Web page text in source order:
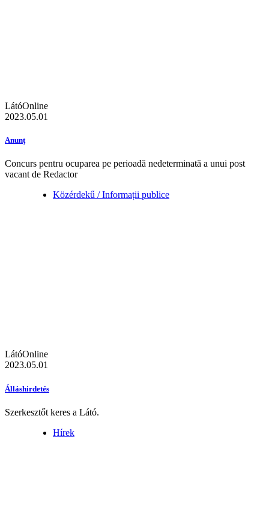
LátóOnline
2023.05.01
Anunţ
Concurs pentru ocuparea pe perioadă nedeterminată a unui post
vacant de Redactor
Közérdekű / Informații publice
LátóOnline
2023.05.01
Álláshirdetés
Szerkesztőt keres a Látó.
Hírek